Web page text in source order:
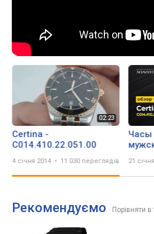
Certina -
C014.410.22.051.00
4 січня 2014 11 030 переглядів
Часы
21
Рекомендуємо Порівняти в